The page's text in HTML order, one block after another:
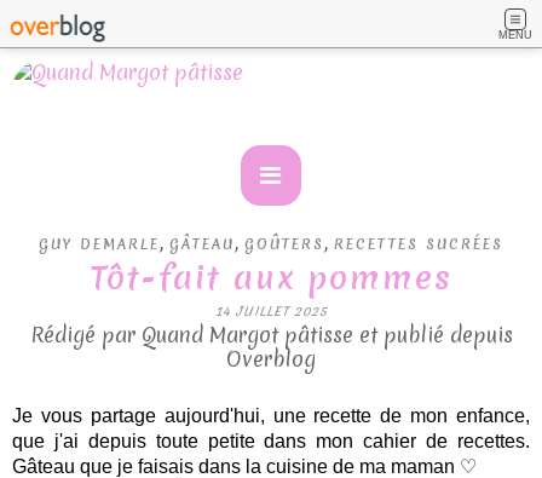
MENU
GUY DEMARLE, GÂTEAU, GOÛTERS , RECETTES SUCRÉES
Tôt-fait aux pommes
14 JUILLET 2025
Rédigé par Quand Margot pâtisse et publié depuis
Overblog
Je vous partage aujourd'hui, une recette de mon enfance,
que j'ai depuis toute petite dans mon cahier de recettes.
Gâteau que je faisais dans la cuisine de ma maman ♡